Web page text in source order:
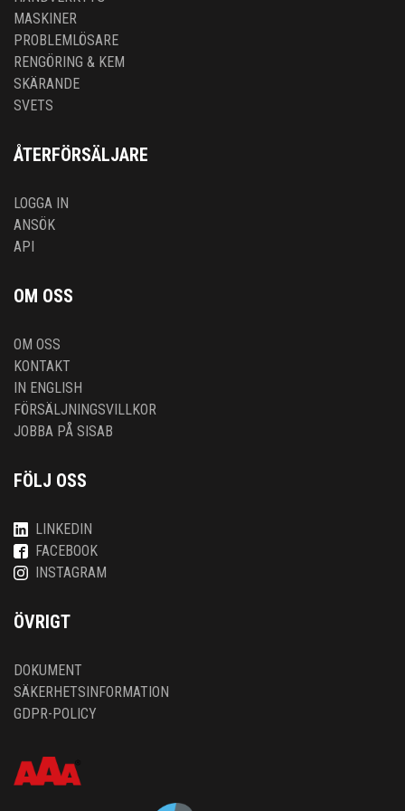
MASKINER
PROBLEMLÖSARE
RENGÖRING & KEM
SKÄRANDE
SVETS
ÅTERFÖRSÄLJARE
LOGGA IN
ANSÖK
API
OM OSS
OM OSS
KONTAKT
IN ENGLISH
FÖRSÄLJNINGSVILLKOR
JOBBA PÅ SISAB
FÖLJ OSS
LINKEDIN
FACEBOOK
INSTAGRAM
ÖVRIGT
DOKUMENT
SÄKERHETSINFORMATION
GDPR-POLICY